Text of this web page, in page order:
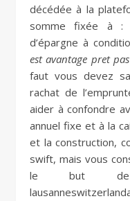
décédée à la
somme fixée à :
d’épargne à
est avantage pret
faut vous devez
rachat de
aider à confondre
annuel fixe et à la
et la construction,
swift, mais vous
le but de